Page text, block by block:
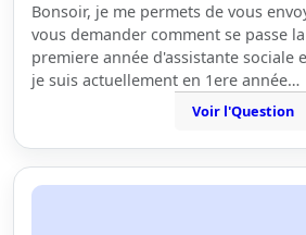
Bonsoir, je me permets de vous
vous demander comment se passe
premiere année d'assistante sociale
je suis actuellement en 1ere année…
Voir l'Question